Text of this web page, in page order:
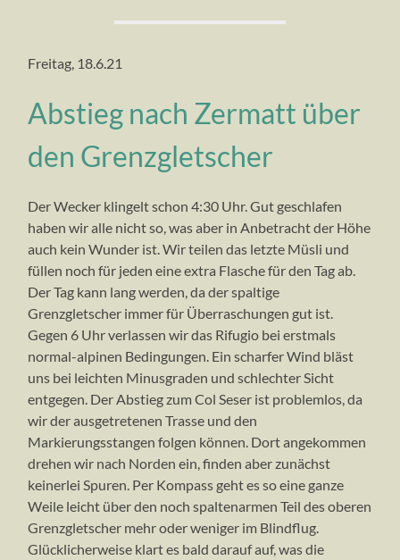
auf
der
Gniffetti,
Nordend…
als
Südwand
Freitag, 18.6.21
Abstieg nach Zermatt über
den Grenzgletscher
Der Wecker klingelt schon 4:30 Uhr. Gut geschlafen
haben wir alle nicht so, was aber in Anbetracht der Höhe
auch kein Wunder ist. Wir teilen das letzte Müsli und
füllen noch für jeden eine extra Flasche für den Tag ab.
Der Tag kann lang werden, da der spaltige
Grenzgletscher immer für Überraschungen gut ist.
Gegen 6 Uhr verlassen wir das Rifugio bei erstmals
normal-alpinen Bedingungen. Ein scharfer Wind bläst
uns bei leichten Minusgraden und schlechter Sicht
entgegen. Der Abstieg zum Col Seser ist problemlos, da
wir der ausgetretenen Trasse und den
Markierungsstangen folgen können. Dort angekommen
drehen wir nach Norden ein, finden aber zunächst
keinerlei Spuren. Per Kompass geht es so eine ganze
Weile leicht über den noch spaltenarmen Teil des oberen
Grenzgletscher mehr oder weniger im Blindflug.
Glücklicherweise klart es bald darauf auf, was die